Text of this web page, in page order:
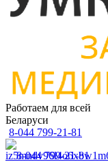
Работаем для всей
Беларуси
8-044 799-21-81
8-044 799-21-81